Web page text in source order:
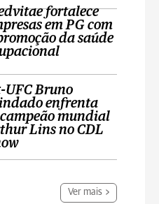
fortalece
em PG com
da saúde
UFC Bruno
enfrenta
mundial
Lins no CDL
Ver mais